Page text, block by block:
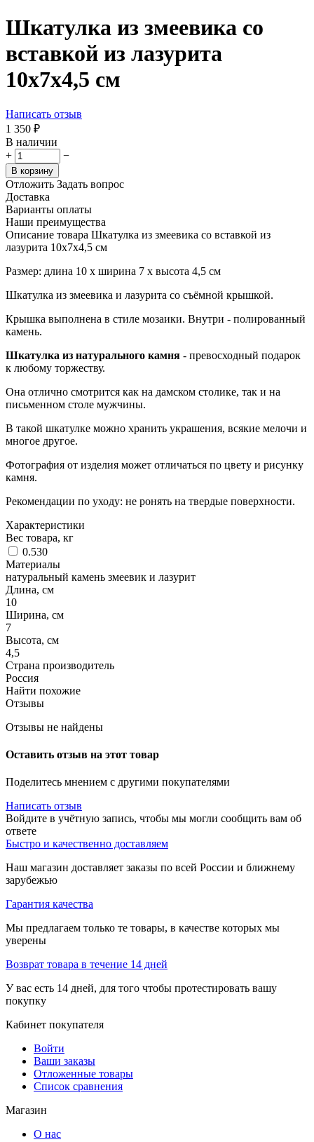
Шкатулка из змеевика со
вставкой из лазурита
10x7x4,5 см
Написать отзыв
1 350 ₽
В наличии
+
−
В корзину
Отложить Задать вопрос
Доставка
Варианты оплаты
Наши преимущества
Описание товара Шкатулка из змеевика со вставкой из
лазурита 10x7x4,5 см
Размер: длина 10 x ширина 7 x высота 4,5 см
Шкатулка из змеевика и лазурита со съёмной крышкой.
Крышка выполнена в стиле мозаики. Внутри - полированный
камень.
Шкатулка из натурального камня - превосходный подарок
к любому торжеству.
Она отлично смотрится как на дамском столике, так и на
письменном столе мужчины.
В такой шкатулке можно хранить украшения, всякие мелочи и
многое другое.
Фотография от изделия может отличаться по цвету и рисунку
камня.
Рекомендации по уходу: не ронять на твердые поверхности.
Характеристики
Вес товара, кг
0.530
Материалы
натуральный камень змеевик и лазурит
Длина, см
10
Ширина, см
7
Высота, см
4,5
Страна производитель
Россия
Найти похожие
Отзывы
Отзывы не найдены
Оставить отзыв на этот товар
Поделитесь мнением с другими покупателями
Написать отзыв
Войдите в учётную запись, чтобы мы могли сообщить вам об
ответе
Быстро и качественно доставляем
Наш магазин доставляет заказы по всей России и ближнему
зарубежью
Гарантия качества
Мы предлагаем только те товары, в качестве которых мы
уверены
Возврат товара в течение 14 дней
У вас есть 14 дней, для того чтобы протестировать вашу
покупку
Кабинет покупателя
Войти
Ваши заказы
Отложенные товары
Список сравнения
Магазин
О нас